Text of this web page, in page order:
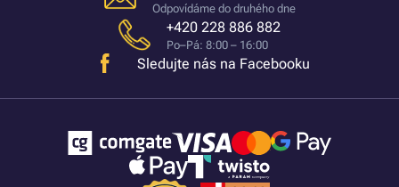
Odpovídáme do druhého dne
+420 228 886 882
Po–Pá: 8:00 – 16:00
Sledujte nás na Facebooku